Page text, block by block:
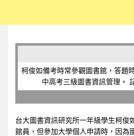
柯俊如備考時常參觀圖書館，答題
中高考三級圖書資訊管理。
台大圖書資訊研究所一年級學生柯俊
館員，但參加大學個人申請時，因為